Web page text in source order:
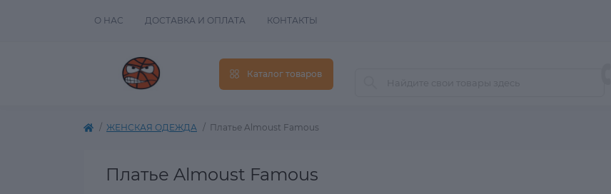
О НАС ДОСТАВКА И ОПЛАТА КОНТАКТЫ
Каталог товаров
ЖЕНСКАЯ ОДЕЖДА Платье Almoust Famous
Платье Almoust Famous